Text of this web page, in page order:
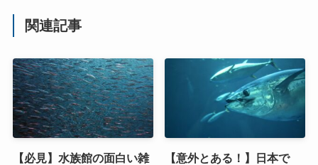
関連記事
【必見】水族館の面白い雑
【意外とある！】日本で